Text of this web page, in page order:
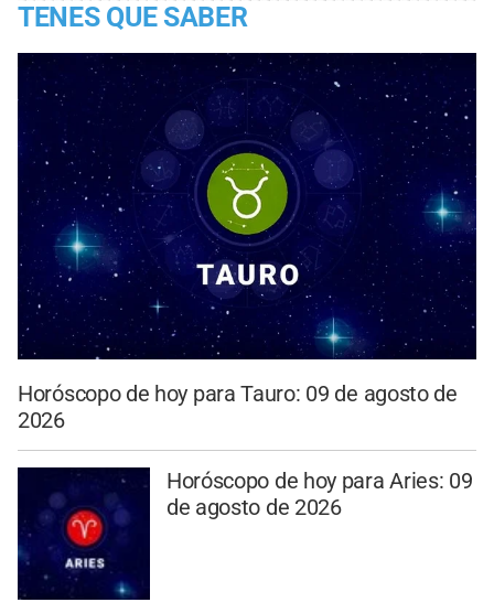
TENES QUE SABER
Horóscopo de hoy para Tauro: 09 de agosto de
2026
Horóscopo de hoy para Aries: 09
de agosto de 2026